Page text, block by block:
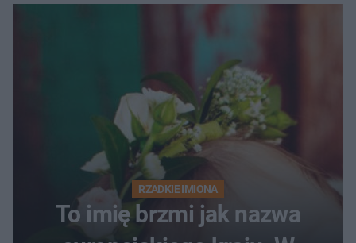
RZADKIE IMIONA
To imię brzmi jak nazwa